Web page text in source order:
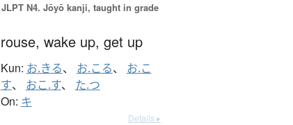
JLPT N4. Jōyō kanji, taught in grade
rouse, wake up, get up
Kun: お.きる、 お.こる、 お.こ
す、 おこ.す、 た.つ
On: キ
Details ▸